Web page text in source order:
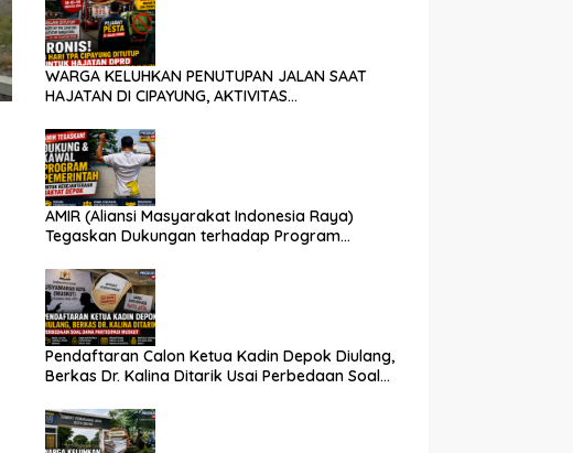
WARGA KELUHKAN PENUTUPAN JALAN SAAT
HAJATAN DI CIPAYUNG, AKTIVITAS
AMIR (Aliansi Masyarakat Indonesia Raya)
Tegaskan Dukungan terhadap Program
Pendaftaran Calon Ketua Kadin Depok Diulang,
Berkas Dr. Kalina Ditarik Usai Perbedaan Soal